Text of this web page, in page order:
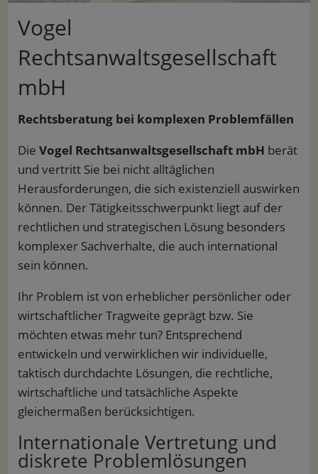
Vogel
Rechtsanwaltsgesellschaft
mbH
Rechtsberatung bei komplexen Problemfällen
Die Vogel Rechtsanwaltsgesellschaft mbH berät
und vertritt Sie bei nicht alltäglichen
Herausforderungen, die sich existenziell auswirken
können. Der Tätigkeitsschwerpunkt liegt auf der
rechtlichen und strategischen Lösung besonders
komplexer Sachverhalte, die auch international
sein können.
Ihr Problem ist von erheblicher persönlicher oder
wirtschaftlicher Tragweite geprägt bzw. Sie
möchten etwas mehr tun? Entsprechend
entwickeln und verwirklichen wir individuelle,
taktisch durchdachte Lösungen, die rechtliche,
wirtschaftliche und tatsächliche Aspekte
gleichermaßen berücksichtigen.
Internationale Vertretung und
diskrete Problemlösungen